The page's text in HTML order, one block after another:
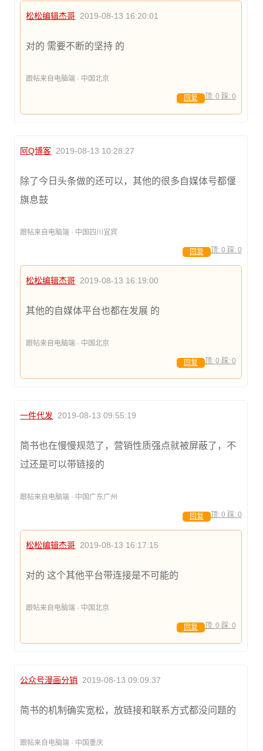
松松编辑杰哥 2019-08-13 16:20:01
对的 需要不断的坚持 的
跟帖来自电脑端 · 中国北京
顶: 0 踩: 0
回复
阿Q博客 2019-08-13 10:28:27
除了今日头条做的还可以，其他的很多自媒体号都偃
旗息鼓
跟帖来自电脑端 · 中国四川宜宾
顶: 0 踩: 0
回复
松松编辑杰哥 2019-08-13 16:19:00
其他的自媒体平台也都在发展 的
跟帖来自电脑端 · 中国北京
顶: 0 踩: 0
回复
一件代发 2019-08-13 09:55:19
简书也在慢慢规范了，营销性质强点就被屏蔽了，不
过还是可以带链接的
跟帖来自电脑端 · 中国广东广州
顶: 0 踩: 0
回复
松松编辑杰哥 2019-08-13 16:17:15
对的 这个其他平台带连接是不可能的
跟帖来自电脑端 · 中国北京
顶: 0 踩: 0
回复
公众号漫画分销 2019-08-13 09:09:37
简书的机制确实宽松，放链接和联系方式都没问题的
跟帖来自电脑端 · 中国重庆